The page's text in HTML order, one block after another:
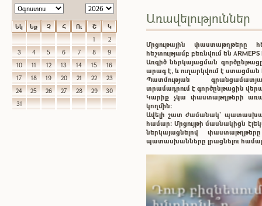
Եկ Եք Չ Հ Ու Շ
Կ
1
2
3
4 5 6 7 8
9
10
11 12 13 14 15
16
17
18 19 20 21 22
23
24
25 26 27 28 29
30
31
Առավելություններ
Մրցութային փաստաթղթերը
հեշտությամբ բեռնվում են
Առգիծ ներկայացման
արագ է, և ուղարկվում է
Պատմության
տրամադրում է գործընթացին
Կարիք չկա փաստաթղթերի
կողմին:
Ավելի շատ ժամանակ`
համար: Մրցույթի մասնակիցն
ներկայացնելով
պատասխանները լրացնելու